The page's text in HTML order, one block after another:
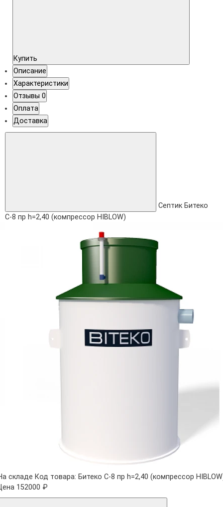
Купить
Описание
Характеристики
Отзывы 0
Оплата
Доставка
Септик Битеко
С-8 пр h=2,40 (компрессор HIBLOW)
складе Код товара: Битеко С-8 пр h=2,40 (компрессор
152000 ₽